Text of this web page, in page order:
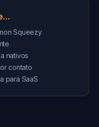
Squeezy
nativos
contato
para SaaS